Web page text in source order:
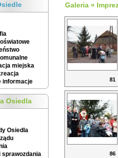
miejska
informacje
Osiedla
Osiedla
sprawozdania
Galeria »
81
86